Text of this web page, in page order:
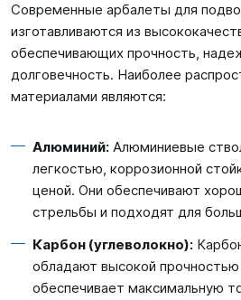
Современные арбалеты для
изготавливаются из
обеспечивающих прочность,
долговечность. Наиболее
материалами являются:
Алюминий: Алюминиевые
легкостью, коррозионной
ценой. Они обеспечивают
стрельбы и подходят для
Карбон (углеволокно):
обладают высокой
обеспечивает максимальную